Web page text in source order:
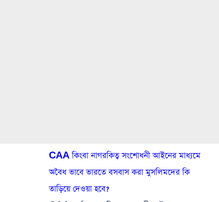
CAA কিংবা নাগরকিত্ব সংশোধনী আইনের মাধ্যমে
অবৈধ ভাবে ভারতে বসবাস করা মুসলিমদের কি
তাড়িয়ে দেওয়া হবে?